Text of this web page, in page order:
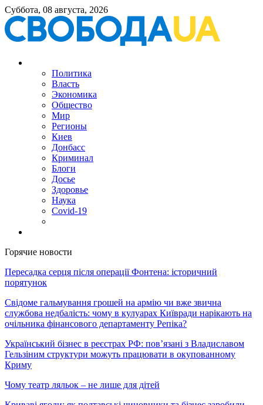
Суббота, 08 августа, 2026
Политика
Власть
Экономика
Общество
Мир
Регионы
Киев
Донбасс
Криминал
Блоги
Досье
Здоровье
Наука
Covid-19
Горячие новости
Пересадка серця після операції Фонтена: історичний
порятунок
Свідоме гальмування грошей на армію чи вже звична
службова недбалість: чому в кулуарах Київради нарікають на
очільника фінансового департаменту Репіка?
Український бізнес в реєстрах РФ: пов’язані з Владиславом
Гельзіним структури можуть працювати в окупованному
Криму
Чому театр ляльок – не лише для дітей